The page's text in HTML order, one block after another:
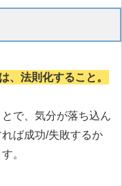
、法則化すること。
で、気分が落ち込ん
ば成功/失敗するか
。